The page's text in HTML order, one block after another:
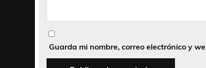
Guarda mi nombre, correo electrónico y